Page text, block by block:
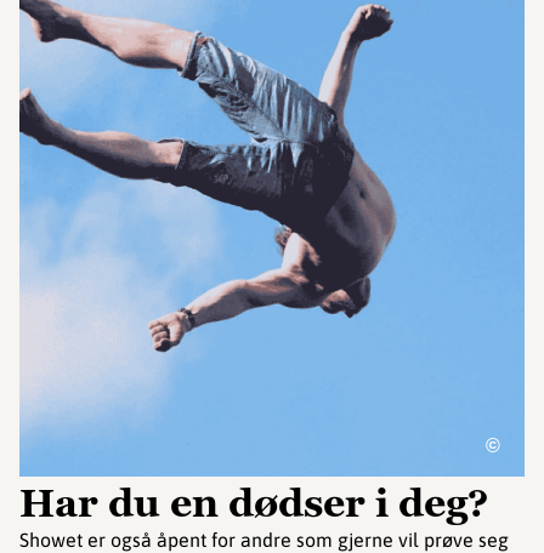
©
Har du en dødser i deg?
Showet er også åpent for andre som gjerne vil prøve seg